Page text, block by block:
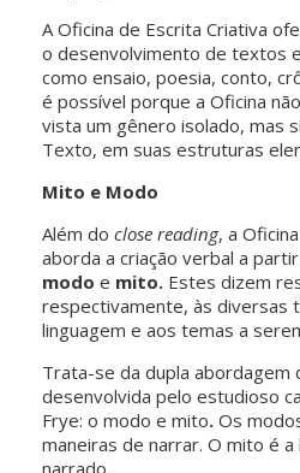
A Oficina de Escrita Criativa
o desenvolvimento de textos
como ensaio, poesia, conto,
é possível porque a Oficina
vista um gênero isolado, mas
Texto, em suas estruturas
Mito e Modo
Além do close reading, a
aborda a criação verbal a
modo e mito. Estes dizem
respectivamente, às diversas
linguagem e aos temas a
Trata-se da dupla abordagem
desenvolvida pelo estudioso
Frye: o modo e mito. Os
maneiras de narrar. O mito é
narrado.